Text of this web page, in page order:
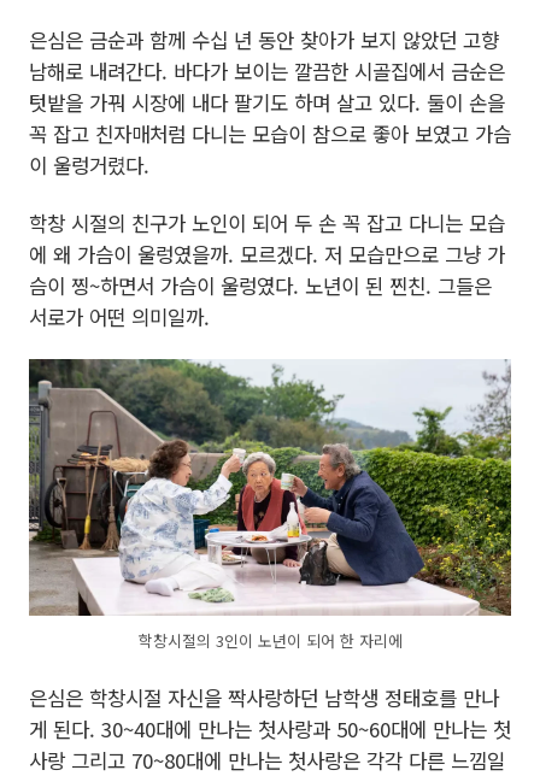
은심은 금순과 함께 수십 년 동안 찾아가 보지 않았던 고향
남해로 내려간다. 바다가 보이는 깔끔한 시골집에서 금순은
텃밭을 가꿔 시장에 내다 팔기도 하며 살고 있다. 둘이 손을
꼭 잡고 친자매처럼 다니는 모습이 참으로 좋아 보였고 가슴
이 울렁거렸다.
학창 시절의 친구가 노인이 되어 두 손 꼭 잡고 다니는 모습
에 왜 가슴이 울렁였을까. 모르겠다. 저 모습만으로 그냥 가
슴이 찡~하면서 가슴이 울렁였다. 노년이 된 찐친. 그들은
서로가 어떤 의미일까.
학창시절의 3인이 노년이 되어 한 자리에
은심은 학창시절 자신을 짝사랑하던 남학생 정태호를 만나
게 된다. 30~40대에 만나는 첫사랑과 50~60대에 만나는 첫
사랑 그리고 70~80대에 만나는 첫사랑은 각각 다른 느낌일